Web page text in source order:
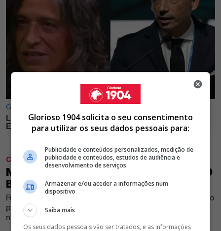
CLUBE
MORREU MANÚ, ANTIGO EXTREMO DO
BENFICA
Futebolista que representou o Clube Vermelho e Branco
perdeu a vida após um acidente de viação, ocorrido na
noite do último sábado
Glorioso 1904 solicita o seu consentimento
para utilizar os seus dados pessoais para:
Publicidade e conteúdos personalizados, medição de
publicidade e conteúdos, estudos de audiência e
desenvolvimento de serviços
Armazenar e/ou aceder a informações num
dispositivo
Saiba mais
Os seus dados pessoais vão ser tratados, e as informações